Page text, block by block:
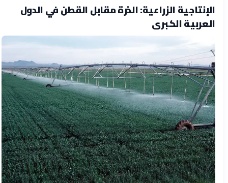
الإنتاجية الزراعية: الذرة مقابل القطن في الدول
العربية الكبرى